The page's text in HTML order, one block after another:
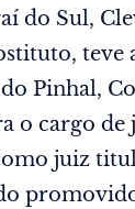
do Sul,
teve
Pinhal,
o cargo
juiz